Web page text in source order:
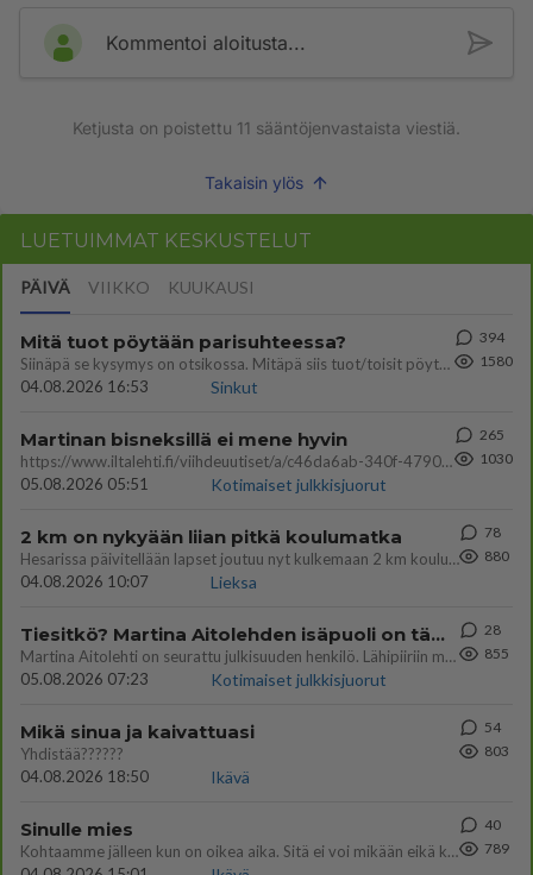
Kommentoi aloitusta...
Ketjusta on poistettu 11 sääntöjenvastaista viestiä.
Takaisin ylös
LUETUIMMAT KESKUSTELUT
PÄIVÄ VIIKKO KUUKAUSI
Mitä tuot pöytään parisuhteessa?
Siinäpä se kysymys on otsikossa. Mitäpä siis tuot/toisit pöytään parisuhteessa? Oletko mies vai nainen? Koetko sen mitä
04.08.2026 16:53
Sinkut
394
1580
Martinan bisneksillä ei mene hyvin
https://www.iltalehti.fi/viihdeuutiset/a/c46da6ab-340f-4790-aaa7-0865eed2336 Yrityksen konkurssihakemus on tullut kärä
05.08.2026 05:51
Kotimaiset julkkisjuorut
265
1030
2 km on nykyään liian pitkä koulumatka
Hesarissa päivitellään lapset joutuu nyt kulkemaan 2 km kouluun jösses. Ruostefillarilla tuo matka menee vaikka miten äk
04.08.2026 10:07
Lieksa
78
880
Tiesitkö? Martina Aitolehden isäpuoli on tämä suosittu laulaja
Martina Aitolehti on seurattu julkisuuden henkilö. Lähipiiriin mahtuu muitakin tunnettuja henkilöitä. Tiesitkö, että Ma
05.08.2026 07:23
Kotimaiset julkkisjuorut
28
855
Mikä sinua ja kaivattuasi
Yhdistää??????
04.08.2026 18:50
Ikävä
54
803
Sinulle mies
Kohtaamme jälleen kun on oikea aika. Sitä ei voi mikään eikä kukaan estää <3 <3
40
789